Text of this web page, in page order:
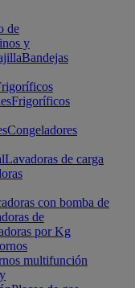
de
y
Bandejas
Frigoríficos
Congeladores
Lavadoras de carga
con bomba de
de
por Kg
multifunción